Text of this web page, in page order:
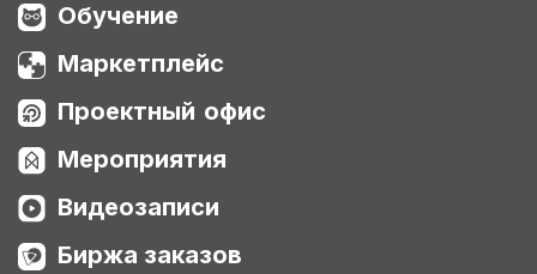
Обучение
Маркетплейс
Проектный офис
Мероприятия
Видеозаписи
Биржа заказов